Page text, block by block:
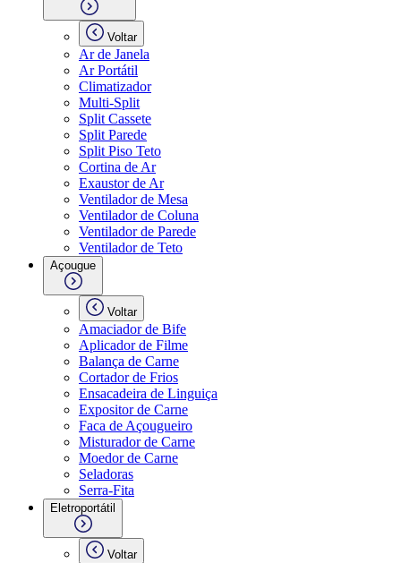
Voltar
Ar de Janela
Ar Portátil
Climatizador
Multi-Split
Split Cassete
Split Parede
Split Piso Teto
Cortina de Ar
Exaustor de Ar
Ventilador de Mesa
Ventilador de Coluna
Ventilador de Parede
Ventilador de Teto
Açougue
Voltar
Amaciador de Bife
Aplicador de Filme
Balança de Carne
Cortador de Frios
Ensacadeira de Linguiça
Expositor de Carne
Faca de Açougueiro
Misturador de Carne
Moedor de Carne
Seladoras
Serra-Fita
Eletroportátil
Voltar